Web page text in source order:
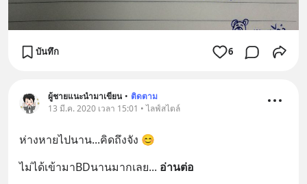
บันทึก 6
ผู้ชายแนะนำมาเขียน • ติดตาม
13 มี.ค. 2020 เวลา 15:01 • ไลฟ์สไตล์
ห่างหายไปนาน...คิดถึงจัง 😊
ไม่ได้เข้ามาBDนานมากเลย... อ่านต่อ